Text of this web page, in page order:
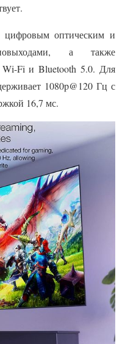
цифровым оптическим и
а также
Fi и Bluetooth 5.0. Для
1080p@120 Гц с
16,7 мс.